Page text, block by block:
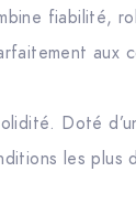
fiabilité,
aux
Doté
les plus